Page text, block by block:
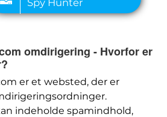
omdirigering - Hvorfor er
er et websted, der er
indeholde spamindhold,